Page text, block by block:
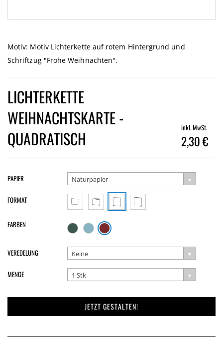
der
Bildgalerie
springen
Motiv: Motiv Lichterkette auf rotem Hintergrund und
Schriftzug "Frohe Weihnachten".
LICHTERKETTE
WEIHNACHTSKARTE -
QUADRATISCH
inkl. MwSt.
2,30 €
MENGE 1 Stk
PAPIER Naturpapier
FORMAT
FARBEN
VEREDELUNG Keine
JETZT GESTALTEN!